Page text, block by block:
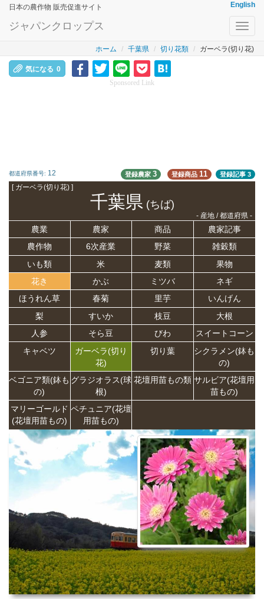
日本の農作物 販売促進サイト English
ジャパンクロップス
ホーム 千葉県 切り花類 ガーベラ(切り花)
気になる 0
Sponsored Link
都道府県番号: 12 登録農家3 登録商品 11 登録記事 3
[ ガーベラ(切り花) ]
千葉県 (ちば)
- 産地 / 都道府県 -
農業 農家 商品
農家記事
農作物
6次産業 野菜
雑穀類
いも類
米 麦類
果物
花き
かぶ ミツバ
ネギ
ほうれん草
春菊 里芋
いんげん
梨
すいか 枝豆
大根
人参
そら豆 びわ
スイートコーン
キャベツ
ガーベラ(切り
花)
切り葉
シクラメン(鉢も
の)
ベゴニア類(鉢も
の)
グラジオラス(球
根)
花壇用苗もの類 サルビア(花壇用
苗もの)
マリーゴールド
(花壇用苗もの)
ペチュニア(花壇
用苗もの)